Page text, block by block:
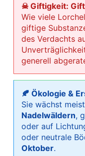
☠ Giftigkeit:
Wie viele
giftige
des Verdachts
generell
🍂 Ökologie &
Sie wächst
Nadelwäldern,
oder auf
oder neutrale
Oktober.